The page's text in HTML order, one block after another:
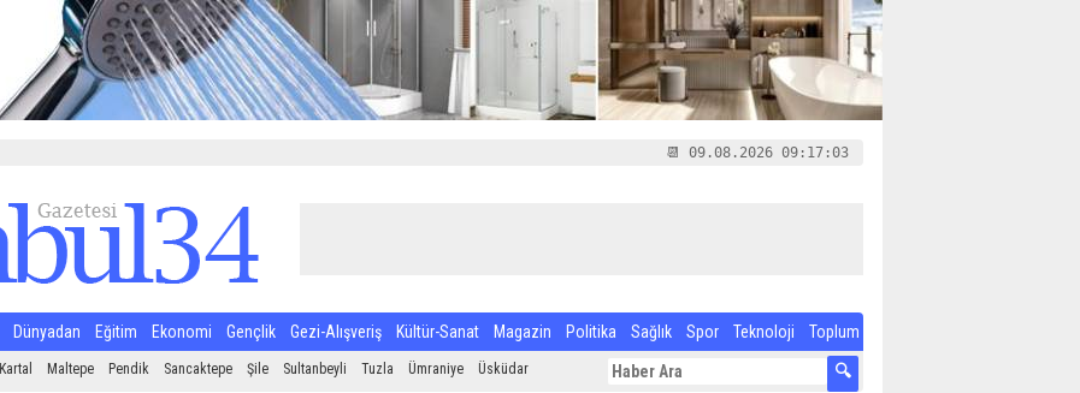
📆 09.08.2026 09:17:04
Dünyadan Eğitim Ekonomi Gençlik Gezi-Alışveriş Kültür-Sanat Magazin Politika Sağlık Spor Teknoloji Toplum
Kartal Maltepe Pendik Sancaktepe Şile Sultanbeyli Tuzla Ümraniye
Üsküdar